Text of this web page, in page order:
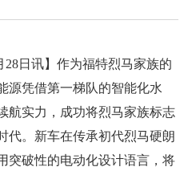
28日讯】作为福特烈马家族的
源凭借第一梯队的智能化水
航实力，成功将烈马家族标志
代。新车在传承初代烈马硬朗
突破性的电动化设计语言，将